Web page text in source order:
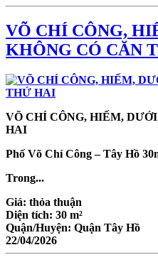
VÕ CHÍ CÔNG,
KHÔNG CÓ CĂN
VÕ CHÍ CÔNG, HIẾM,
HAI
Phố Võ Chí Công – Tây Hồ
Trong...
Giá: thỏa thuận
Diện tích: 30 m²
Quận/Huyện: Quận Tây Hồ
22/04/2026